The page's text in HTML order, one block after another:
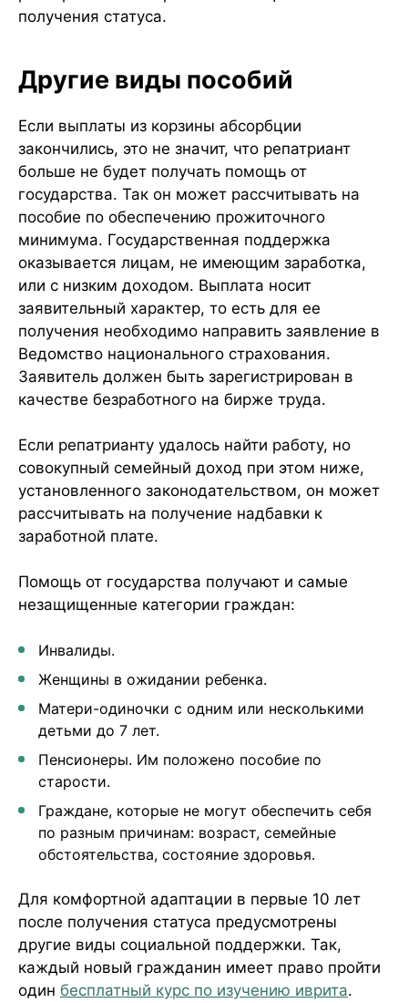
получения статуса.
Другие виды пособий
Если выплаты из корзины абсорбции
закончились, это не значит, что репатриант
больше не будет получать помощь от
государства. Так он может рассчитывать на
пособие по обеспечению прожиточного
минимума. Государственная поддержка
оказывается лицам, не имеющим заработка,
или с низким доходом. Выплата носит
заявительный характер, то есть для ее
получения необходимо направить заявление в
Ведомство национального страхования.
Заявитель должен быть зарегистрирован в
качестве безработного на бирже труда.
Если репатрианту удалось найти работу, но
совокупный семейный доход при этом ниже,
установленного законодательством, он может
рассчитывать на получение надбавки к
заработной плате.
Помощь от государства получают и самые
незащищенные категории граждан:
Инвалиды.
Женщины в ожидании ребенка.
Матери-одиночки с одним или несколькими
детьми до 7 лет.
Пенсионеры. Им положено пособие по
старости.
Граждане, которые не могут обеспечить себя
по разным причинам: возраст, семейные
обстоятельства, состояние здоровья.
Для комфортной адаптации в первые 10 лет
после получения статуса предусмотрены
другие виды социальной поддержки. Так,
каждый новый гражданин имеет право пройти
один бесплатный курс по изучению иврита.